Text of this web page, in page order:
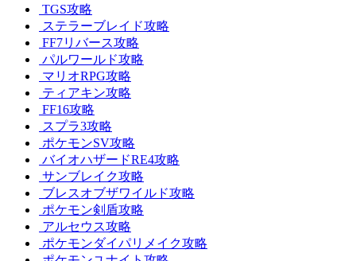
TGS攻略
ステラーブレイド攻略
FF7リバース攻略
パルワールド攻略
マリオRPG攻略
ティアキン攻略
FF16攻略
スプラ3攻略
ポケモンSV攻略
バイオハザードRE4攻略
サンブレイク攻略
ブレスオブザワイルド攻略
ポケモン剣盾攻略
アルセウス攻略
ポケモンダイパリメイク攻略